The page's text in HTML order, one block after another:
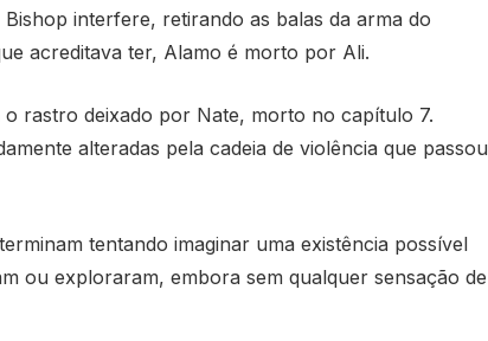
interfere, retirando as balas da arma do
acreditava ter, Alamo é morto por Ali.
rastro deixado por Nate, morto no capítulo 7.
alteradas pela cadeia de violência que passou
tentando imaginar uma existência possível
ou exploraram, embora sem qualquer sensação de